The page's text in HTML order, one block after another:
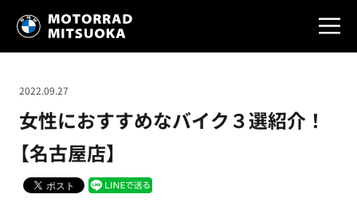
女性におすすめなバイク３選紹介！
【名古屋店】
2022.09.27